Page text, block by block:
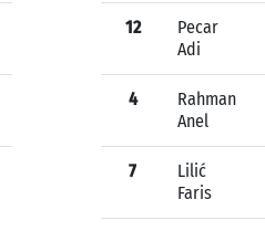
12
Pecar
Adi
4
Rahman
Anel
7
Lilić
Faris